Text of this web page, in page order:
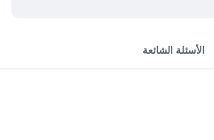
الأسئلة الشائعة